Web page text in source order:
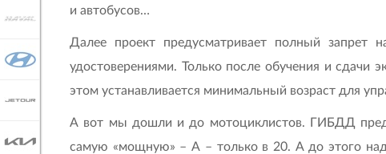
и автобусов…
Далее проект предусматривает полный запрет
удостоверениями. Только после обучения и
этом устанавливается минимальный возраст для
А вот мы дошли и до мотоциклистов. ГИБДД
самую «мощную» – А – только в 20. А до этого